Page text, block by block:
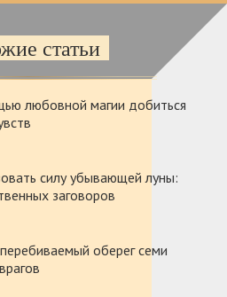
статьи
любовной магии добиться
силу убывающей луны:
заговоров
оберег семи